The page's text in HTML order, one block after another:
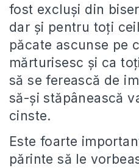
fost excluși din
dar și pentru toți
păcate ascunse pe
mărturisesc și ca
să se ferească de
să-și stăpânească
cinste.
Este foarte
părinte să le